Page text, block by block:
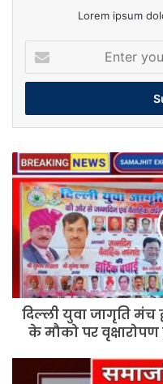
Lorem ipsum
your
Email
दिल्ली
युवा
जागृति
द्वारा
जन्मदिन/
वैवाहिक
वर्षगांठ
के
मौको
दिल्ली युवा जागृति मंच
के मौको पर